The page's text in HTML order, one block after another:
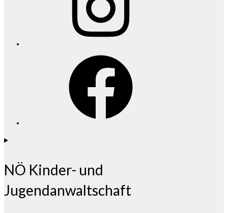
NÖ Kinder- und
Jugendanwaltschaft